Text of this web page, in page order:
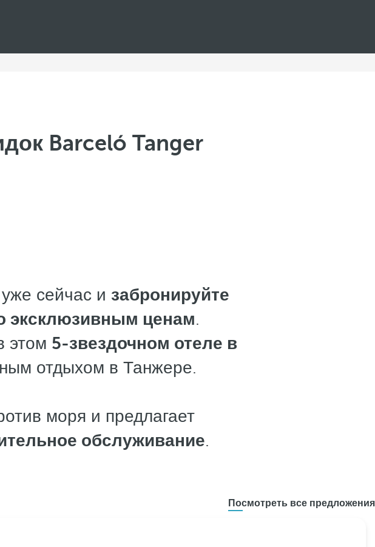
Barceló Tanger
сейчас и забронируйте
эксклюзивным ценам.
этом 5-звездочном отеле в
отдыхом в Танжере.
моря и предлагает
обслуживание.
Посмотреть все предложения